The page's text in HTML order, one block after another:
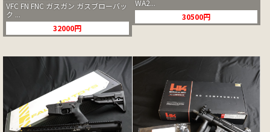
VFC FN FNC ガスガン ガスブローバッ
ク ...
32000円
WA2...
30500円